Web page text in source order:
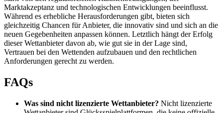
Marktakzeptanz und technologischen Entwicklungen beeinflusst.
Während es erhebliche Herausforderungen gibt, bieten sich
gleichzeitig Chancen für Anbieter, die innovativ sind und sich an die
neuen Gegebenheiten anpassen können. Letztlich hängt der Erfolg
dieser Wettanbieter davon ab, wie gut sie in der Lage sind,
Vertrauen bei den Wettenden aufzubauen und den rechtlichen
Anforderungen gerecht zu werden.
FAQs
Was sind nicht lizenzierte Wettanbieter? Nicht lizenzierte